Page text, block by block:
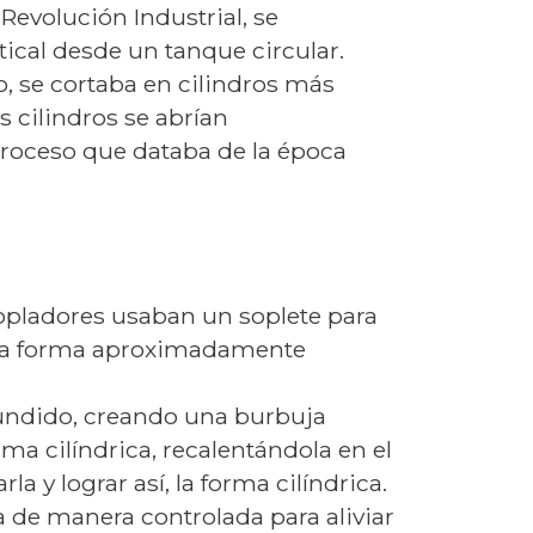
Industrial, se
desde un tanque circular.
se cortaba en cilindros más
cilindros se abrían
que databa de la época
usaban un soplete para
forma aproximadamente
creando una burbuja
cilíndrica, recalentándola en el
y lograr así, la forma cilíndrica.
manera controlada para aliviar